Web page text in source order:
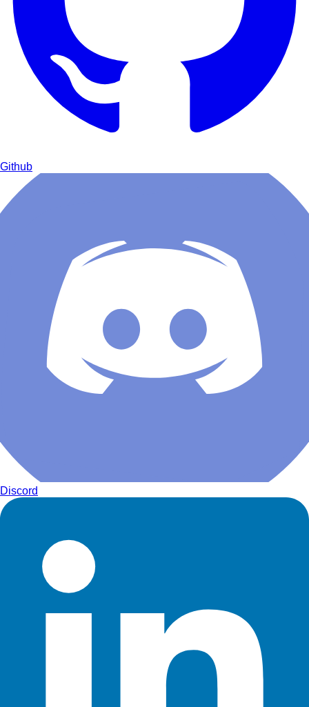
Github
Discord